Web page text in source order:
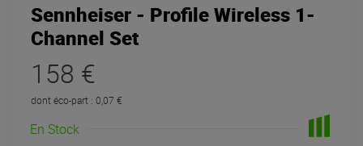
Sennheiser - Profile Wireless 1-
Channel Set
158 €
dont éco-part : 0,07 €
En Stock